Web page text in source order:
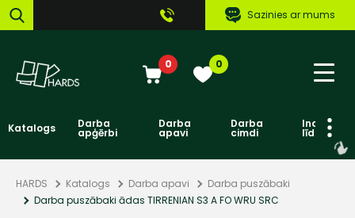
Sazinies ar mums
0 0
Katalogs Darba
apģērbi
Darba
apavi
Darba
cimdi līdzekļi
HARDS Katalogs Darba apavi
Darba puszābaki
Darba puszābaki ādas TIRRENIAN S3 A FO WRU SRC